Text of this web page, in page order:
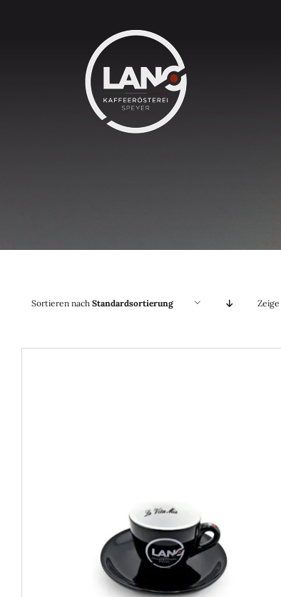
Sortieren nach Standardsortierung Zeige